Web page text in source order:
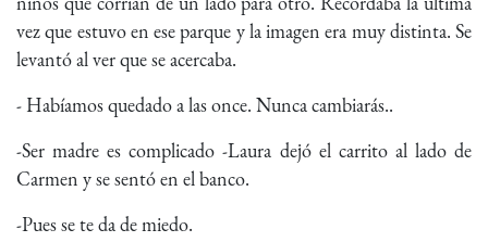
vez que estuvo en ese parque y la imagen era muy distinta. Se
levantó al ver que se acercaba.
- Habíamos quedado a las once. Nunca cambiarás..
-Ser madre es complicado -Laura dejó el carrito al lado de
Carmen y se sentó en el banco.
-Pues se te da de miedo.